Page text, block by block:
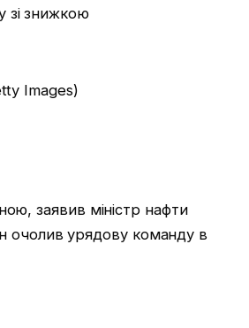
Images)
заявив міністр нафти
очолив урядову команду в